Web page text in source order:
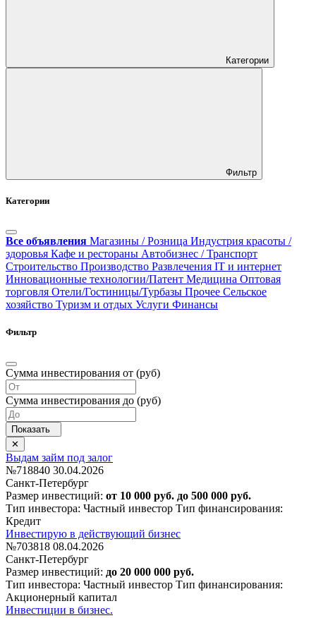
Категории
Фильтр
Категории
Все объявления Магазины / Розница Индустрия красоты /
здоровья Кафе и рестораны Автобизнес / Транспорт
Строительство Производство Развлечения IT и интернет
Инновационные технологии/Патент Медицина Оптовая
торговля Отели/Гостиницы/Турбазы Прочее Сельское
хозяйство Туризм и отдых Услуги Финансы
Фильтр
Сумма инвестирования от (руб)
Сумма инвестирования до (руб)
Выдам займ под залог
№718840 30.04.2026
Санкт-Петербург
Размер инвестиций: от 10 000 руб. до 500 000 руб.
Тип инвестора: Частный инвестор Тип финансирования:
Кредит
Инвестирую в действующий бизнес
№703818 08.04.2026
Санкт-Петербург
Размер инвестиций: до 20 000 000 руб.
Тип инвестора: Частный инвестор Тип финансирования:
Акционерный капитал
Инвестиции в бизнес.